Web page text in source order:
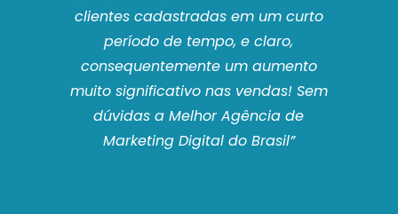
clientes cadastradas em um curto
período de tempo, e claro,
consequentemente um aumento
muito significativo nas vendas! Sem
dúvidas a Melhor Agência de
Marketing Digital do Brasil”